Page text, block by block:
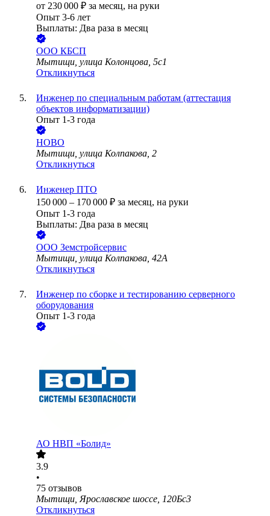
от 230 000 ₽ за месяц, на руки
Опыт 3-6 лет
Выплаты: Два раза в месяц
ООО КБСП
Мытищи, улица Колонцова, 5с1
Откликнуться
Инженер по специальным работам (аттестация
объектов информатизации)
Опыт 1-3 года
НОВО
Мытищи, улица Колпакова, 2
Откликнуться
Инженер ПТО
150 000 – 170 000 ₽ за месяц, на руки
Опыт 1-3 года
Выплаты: Два раза в месяц
ООО Земстройсервис
Мытищи, улица Колпакова, 42А
Откликнуться
Инженер по сборке и тестированию серверного
оборудования
Опыт 1-3 года
АО НВП «Болид»
3.9
•
75 отзывов
Мытищи, Ярославское шоссе, 120Бс3
Откликнуться